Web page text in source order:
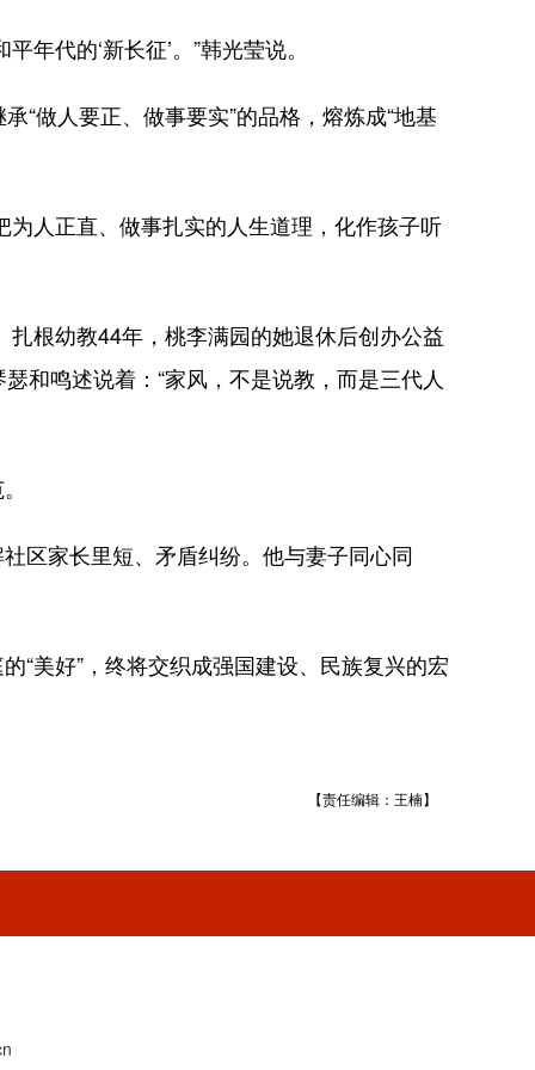
代的‘新长征’。”韩光莹说。
做人要正、做事要实”的品格，熔炼成“地基
人正直、做事扎实的人生道理，化作孩子听
根幼教44年，桃李满园的她退休后创办公益
和鸣述说着：“家风，不是说教，而是三代人
家长里短、矛盾纠纷。他与妻子同心同
美好”，终将交织成强国建设、民族复兴的宏
【责任编辑：王楠】